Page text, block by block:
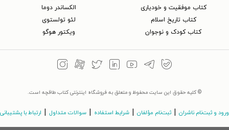
کتاب موفقیت و خودیاری
کتاب تاریخ اسلام
کتاب کودک و نوجوان
الکساندر دوما
لئو تولستوی
ویکتور هوگو
© کلیه حقوق این سایت محفوظ و متعلق به فروشگاه اینترنتی کتاب طاقچه است.
ورود و ثبت‌نام ناشران ثبت‌نام مؤلفان شرایط استفاده سوالات متداول ارتباط با پشتیبانی